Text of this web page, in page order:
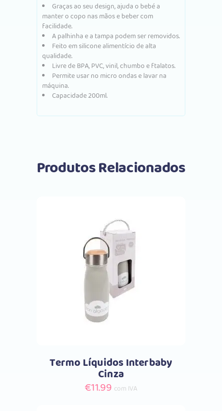
Graças ao seu design, ajuda o bebé a
manter o copo nas mãos e beber com
facilidade.
A palhinha e a tampa podem ser removidos.
Feito em silicone alimentício de alta
qualidade.
Livre de BPA, PVC, vinil, chumbo e ftalatos.
Permite usar no micro ondas e lavar na
máquina.
Capacidade 200ml.
Produtos Relacionados
Comprar
Termo Líquidos Interbaby
Cinza
€11.99 com IVA